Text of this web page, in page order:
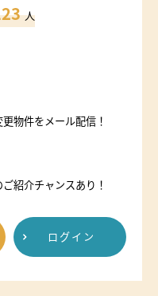
人
物件をメール配信！
紹介チャンスあり！
ログイン